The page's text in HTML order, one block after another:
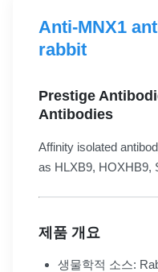
Anti-MNX1
rabbit
Prestige
Antibodies
Affinity isolated
as HLXB9, HOXHB9,
제품 개요
생물학적 소스: